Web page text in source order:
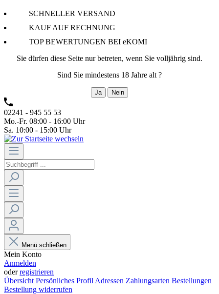
SCHNELLER VERSAND
KAUF AUF RECHNUNG
TOP BEWERTUNGEN BEI eKOMI
Sie dürfen diese Seite nur betreten, wenn Sie volljährig sind.
Sind Sie mindestens 18 Jahre alt ?
Ja Nein
02241 - 945 55 53
Mo.-Fr. 08:00 - 16:00 Uhr
Sa. 10:00 - 15:00 Uhr
Menü schließen
Mein Konto
Anmelden
oderregistrieren
Übersicht Persönliches Profil Adressen Zahlungsarten Bestellungen
Bestellung widerrufen